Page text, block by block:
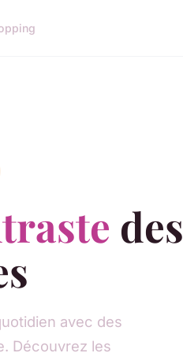
des
avec des
Découvrez les